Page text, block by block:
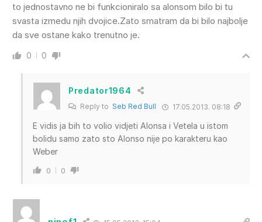
to jednostavno ne bi funkcioniralo sa alonsom bilo bi tu
svasta izmedu njih dvojice.Zato smatram da bi bilo najbolje
da sve ostane kako trenutno je.
0 0
Predator1964
Reply to Seb Red Bull 17.05.2013. 08:18
E vidis ja bih to volio vidjeti Alonsa i Vetela u istom
bolidu samo zato sto Alonso nije po karakteru kao
Weber
0 0